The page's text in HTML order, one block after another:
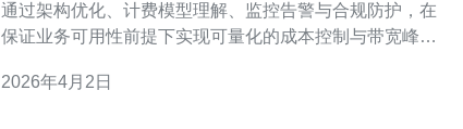
通过架构优化、计费模型理解、监控告警与合规防护，在
保证业务可用性前提下实现可量化的成本控制与带宽峰值
快速落地。 哪里可以选择合适的台湾机房或云服务来放置
2026年4月2日